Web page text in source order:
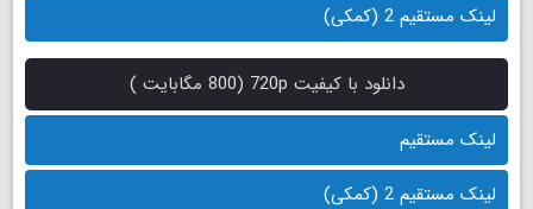
لینک مستقیم 2 (کمکی)
دانلود با کیفیت 720p (800 مگابایت )
لینک مستقیم
لینک مستقیم 2 (کمکی)